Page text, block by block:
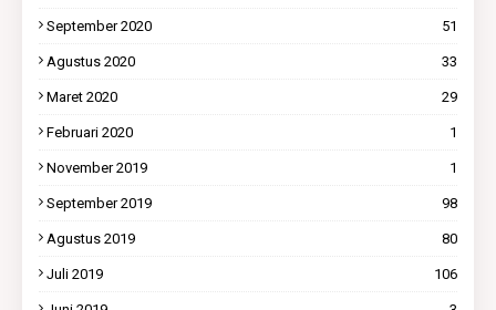
September 2020 51
Agustus 2020 33
Maret 2020 29
Februari 2020 1
November 2019 1
September 2019 98
Agustus 2019 80
Juli 2019 106